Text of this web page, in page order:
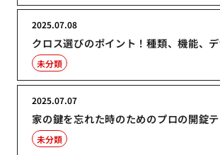
クロス選びのポイント！種類、機能、
2025.07.08
未分類
家の鍵を忘れた時のためのプロの開錠
2025.07.07
未分類